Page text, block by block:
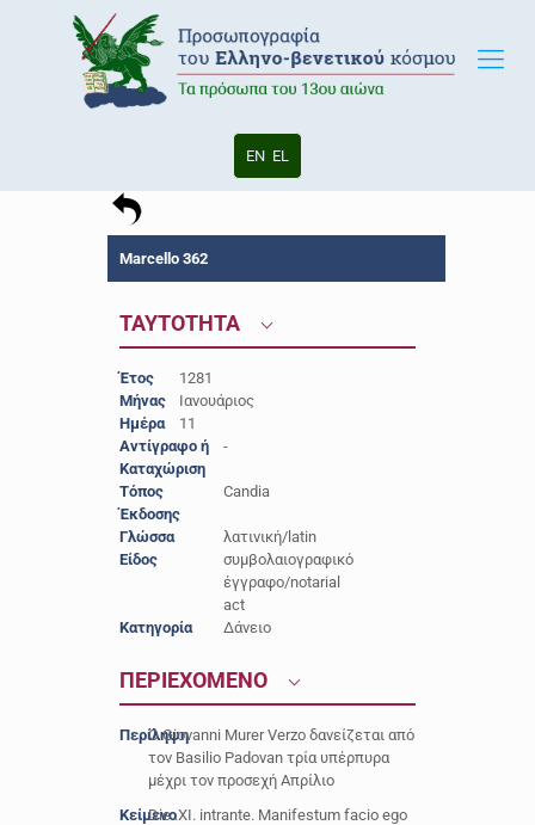
EN EL
Marcello 362
ΤΑΥΤΟΤΗΤΑ
Έτος
1281
Μήνας
Ιανουάριος
Ημέρα
11
Αντίγραφο ή
Καταχώριση
-
Τόπος
Έκδοσης
Candia
Γλώσσα
λατινική/latin
Είδος
συμβολαιογραφικό
έγγραφο/notarial
act
Κατηγορία
Δάνειο
ΠΕΡΙΕΧΟΜΕΝΟ
Περίληψη
Ο Giovanni Murer Verzo δανείζεται από
τον Basilio Padovan τρία υπέρπυρα
μέχρι τον προσεχή Απρίλιο
ΚείμενοDie .XI. intrante. Manifestum facio ego